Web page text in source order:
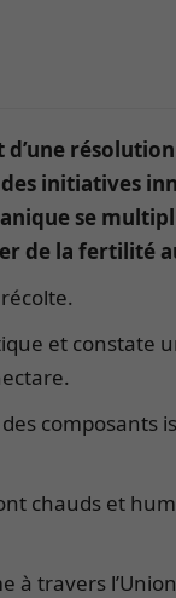
d’une
initiatives
se
de la fertilité
et constate
composants
chauds et
à travers